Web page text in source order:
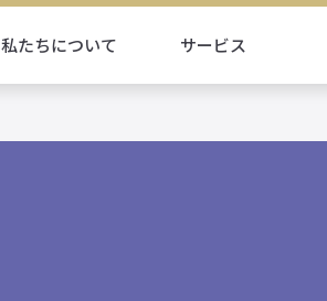
私たちについて サービス